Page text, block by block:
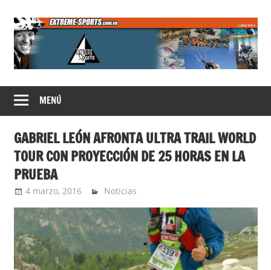
contenido
Extreme
Sports
MENÚ
GABRIEL LEÓN AFRONTA ULTRA TRAIL WORLD
TOUR CON PROYECCIÓN DE 25 HORAS EN LA
PRUEBA
4 marzo, 2016 admin
Noticias